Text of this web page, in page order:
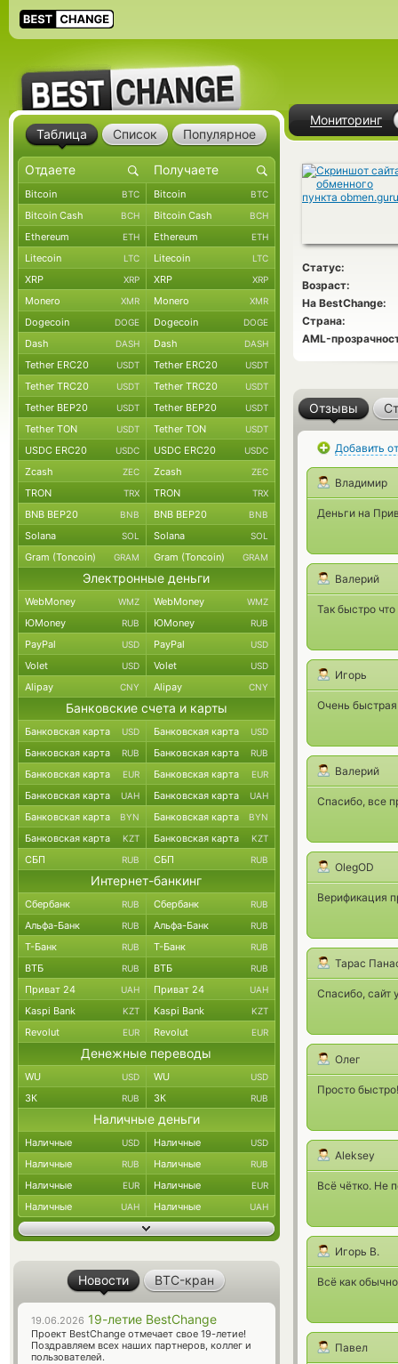
Мониторинг
Статус:
Возраст:
На BestChange:
Страна:
AML-
Отзывы
Добавить
Владимир
Деньги на
Валерий
Так быстро
Игорь
Очень быстрая
Валерий
Спасибо, все
OlegOD
Верификация
Тарас
Спасибо, сайт
Олег
Просто
Aleksey
Всё чётко. Не
Игорь В.
Всё как
Павел
Таблица Список Популярное
Bitcoin BTC Bitcoin BTC
Bitcoin Cash BCH Bitcoin Cash BCH
Ethereum ETH Ethereum ETH
Litecoin LTC Litecoin LTC
XRP XRP XRP XRP
Monero XMR Monero XMR
Dogecoin DOGE Dogecoin DOGE
Dash DASH Dash DASH
Tether ERC20 USDT Tether ERC20 USDT
Tether TRC20 USDT Tether TRC20 USDT
Tether BEP20 USDT Tether BEP20 USDT
Tether TON USDT Tether TON USDT
USDC ERC20 USDC USDC ERC20 USDC
Zcash ZEC Zcash ZEC
TRON TRX TRON TRX
BNB BEP20 BNB BNB BEP20 BNB
Solana SOL Solana SOL
Gram (Toncoin) GRAM Gram (Toncoin) GRAM
Электронные деньги
WebMoney WMZ WebMoney WMZ
ЮMoney RUB ЮMoney RUB
PayPal USD PayPal USD
Volet USD Volet USD
Alipay CNY Alipay CNY
Банковские счета и карты
Банковская карта USD Банковская карта USD
Банковская карта RUB Банковская карта RUB
Банковская карта EUR Банковская карта EUR
Банковская карта UAH Банковская карта UAH
Банковская карта BYN Банковская карта BYN
Банковская карта KZT Банковская карта KZT
СБП RUB СБП RUB
Интернет-банкинг
Сбербанк RUB Сбербанк RUB
Альфа-Банк RUB Альфа-Банк RUB
Т-Банк RUB Т-Банк RUB
ВТБ RUB ВТБ RUB
Приват 24 UAH Приват 24 UAH
Kaspi Bank KZT Kaspi Bank KZT
Revolut EUR Revolut EUR
Денежные переводы
WU USD WU USD
ЗК RUB ЗК RUB
Наличные деньги
Наличные USD Наличные USD
Наличные RUB Наличные RUB
Наличные EUR Наличные EUR
Наличные UAH Наличные UAH
Новости BTC-кран
19.06.2026 19-летие BestChange
Проект BestChange отмечает свое 19-летие!
Поздравляем всех наших партнеров, коллег и
пользователей.